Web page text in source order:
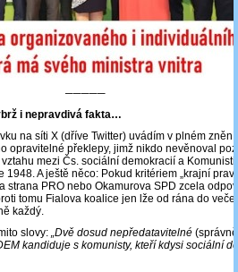
─────
i nepravdivá fakta…
na síti X (dříve Twitter) uvádím v plném znění
opravitelné překlepy, jimž nikdo nevěnoval
mezi Čs. sociální demokracií a
A ještě něco: Pokud kritériem „krajní
strana PRO nebo Okamurova SPD zcela
tomu Fialova koalice jen lže od rána do
každý.
slovy: „Dvě dosud nepředatavitelné
kandiduje s komunisty, kteří kdysi sociální